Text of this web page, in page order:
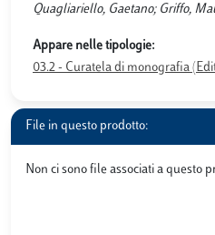
Quagliariello, Gaetano; Griffo,
Appare nelle tipologie:
03.2 - Curatela di monografia
File in questo prodotto:
Non ci sono file associati a questo